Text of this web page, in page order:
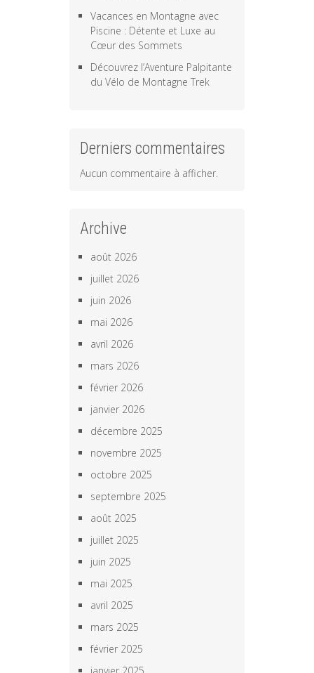
Vacances en Montagne avec
Piscine : Détente et Luxe au
Cœur des Sommets
Découvrez l’Aventure Palpitante
du Vélo de Montagne Trek
Derniers commentaires
Aucun commentaire à afficher.
Archive
août 2026
juillet 2026
juin 2026
mai 2026
avril 2026
mars 2026
février 2026
janvier 2026
décembre 2025
novembre 2025
octobre 2025
septembre 2025
août 2025
juillet 2025
juin 2025
mai 2025
avril 2025
mars 2025
février 2025